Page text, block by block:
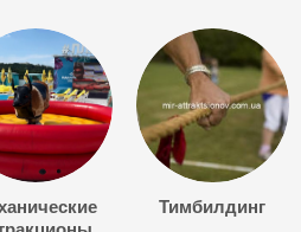
Тимбилдинг